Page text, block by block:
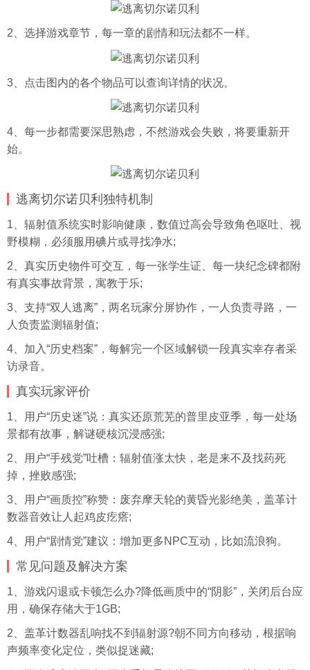
2、选择游戏章节，每一章的剧情和玩法都不一样。
3、点击图内的各个物品可以查询详情的状况。
4、每一步都需要深思熟虑，不然游戏会失败，将要重新开
始。
逃离切尔诺贝利独特机制
1、辐射值系统实时影响健康，数值过高会导致角色呕吐、视
野模糊，必须服用碘片或寻找净水;
2、真实历史物件可交互，每一张学生证、每一块纪念碑都附
有真实事故背景，寓教于乐;
3、支持“双人逃离”，两名玩家分屏协作，一人负责寻路，一
人负责监测辐射值;
4、加入“历史档案”，每解完一个区域解锁一段真实幸存者采
访录音。
真实玩家评价
1、用户“历史迷”说：真实还原荒芜的普里皮亚季，每一处场
景都有故事，解谜硬核沉浸感强;
2、用户“手残党”吐槽：辐射值涨太快，老是来不及找药死
掉，挫败感强;
3、用户“画质控”称赞：废弃摩天轮的黄昏光影绝美，盖革计
数器音效让人起鸡皮疙瘩;
4、用户“剧情党”建议：增加更多NPC互动，比如流浪狗。
常见问题及解决方案
1、游戏闪退或卡顿怎么办?降低画质中的“阴影”，关闭后台应
用，确保存储大于1GB;
2、盖革计数器乱响找不到辐射源?朝不同方向移动，根据响
声频率变化定位，类似捉迷藏;